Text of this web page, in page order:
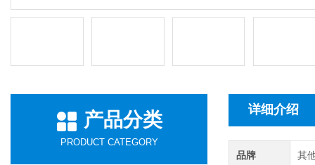
产品分类
PRODUCT CATEGORY
详细介绍
品牌 其